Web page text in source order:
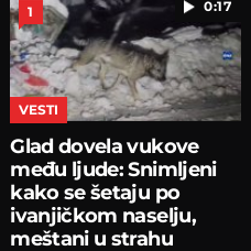
0:17
1
VESTI
Glad dovela vukove
među ljude: Snimljeni
kako se šetaju po
ivanjičkom naselju,
meštani u strahu